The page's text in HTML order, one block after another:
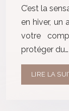
C’est la
en hiver, un
votre
protéger du…
LIRE LA